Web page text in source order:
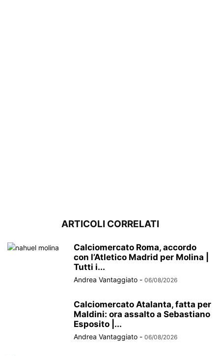
ARTICOLI CORRELATI
Calciomercato Roma, accordo
con l’Atletico Madrid per Molina |
Tutti i...
Andrea Vantaggiato - 06/08/2026
Calciomercato Atalanta, fatta per
Maldini: ora assalto a Sebastiano
Esposito |...
Andrea Vantaggiato - 06/08/2026